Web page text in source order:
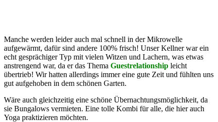
Manche werden leider auch mal schnell in der Mikrowelle
aufgewärmt, dafür sind andere 100% frisch! Unser Kellner war ein
echt gesprächiger Typ mit vielen Witzen und Lachern, was etwas
anstrengend war, da er das Thema Guestrelationship leicht
übertrieb! Wir hatten allerdings immer eine gute Zeit und fühlten uns
gut aufgehoben in dem schönen Garten.
Wäre auch gleichzeitig eine schöne Übernachtungsmöglichkeit, da
sie Bungalows vermieten. Eine tolle Kombi für alle, die hier auch
Yoga praktizieren möchten.